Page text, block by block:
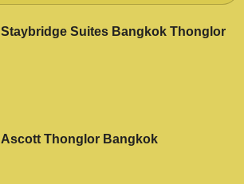
Staybridge Suites Bangkok Thonglor
Ascott Thonglor Bangkok